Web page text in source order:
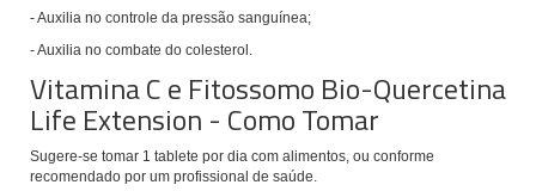
- Auxilia no controle da pressão sanguínea;
- Auxilia no combate do colesterol.
Vitamina C e Fitossomo Bio-Quercetina
Life Extension - Como Tomar
Sugere-se tomar 1 tablete por dia com alimentos, ou conforme
recomendado por um profissional de saúde.